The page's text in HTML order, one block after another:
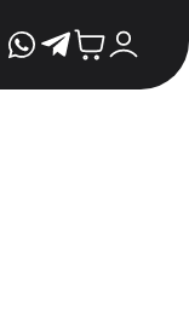
WhatsApp
Telegram